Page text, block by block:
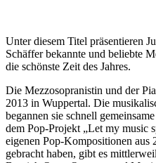
Unter diesem Titel präsentieren
Schäffer bekannte und beliebte
die schönste Zeit des Jahres.
Die Mezzosopranistin und der
2013 in Wuppertal. Die
begannen sie schnell
dem Pop-Projekt „Let my music
eigenen Pop-Kompositionen aus
gebracht haben, gibt es